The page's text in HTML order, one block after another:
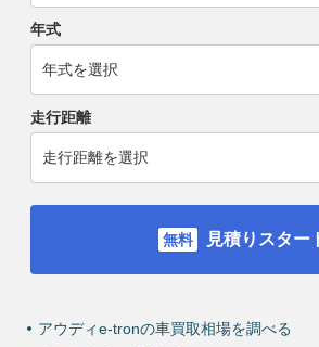
年式
走行距離
見積りスター
アウディe-tronの車買取相場を調べる